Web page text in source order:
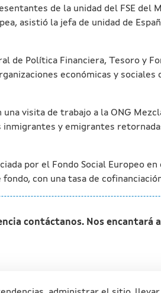
de la unidad del FSE del
asistió la jefa de unidad de
Política Financiera, Tesoro y
económicas y sociales
visita de trabajo a la ONG
y emigrantes
por el Fondo Social Europeo
con una tasa de
contáctanos. Nos encantará